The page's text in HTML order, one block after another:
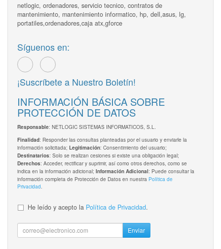
netlogic, ordenadores, servicio tecnico, contratos de
mantenimiento, mantenimiento informatico, hp, dell,asus, lg,
portatiles,ordenadores,caja atx,gforce
Síguenos en:
¡Suscríbete a Nuestro Boletín!
INFORMACIÓN BÁSICA SOBRE
PROTECCIÓN DE DATOS
Responsable: NETLOGIC SISTEMAS INFORMATICOS, S.L.
Finalidad: Responder las consultas planteadas por el usuario y enviarle la
información solicitada; Legitimación: Consentimiento del usuario;
Destinatarios: Solo se realizan cesiones si existe una obligación legal;
Derechos: Acceder, rectificar y suprimir, así como otros derechos, como se
indica en la información adicional; Información Adicional: Puede consultar la
información completa de Protección de Datos en nuestra Política de
Privacidad
He leído y acepto la Política de Privacidad.
Enviar